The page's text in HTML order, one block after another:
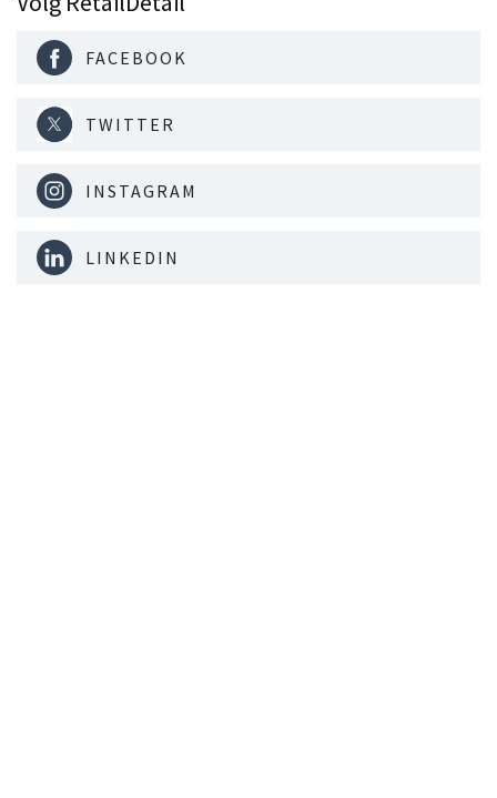
FACEBOOK
TWITTER
INSTAGRAM
LINKEDIN